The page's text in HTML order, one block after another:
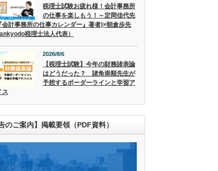
税理士試験お疲れ様！会計事務所
の仕事を楽しもう！～定岡佳代先
会計事務所の仕事カレンダー』著者)×朝倉歩先
税理士法人代表）
2026/8/6
【税理士試験】今年の財務諸表論
はどうだった？ 諸角崇順先生が
予想するボーダーラインと学習ア
ス
のご案内】掲載要領（PDF資料）